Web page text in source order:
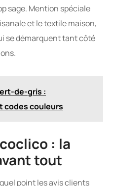
sage. Mention spéciale
et le textile maison,
se démarquent tant côté
de-gris :
codes couleurs
: la
tout
point les avis clients